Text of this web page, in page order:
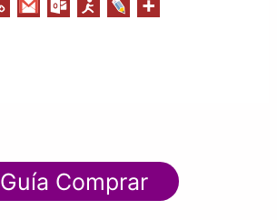
Guía Comprar